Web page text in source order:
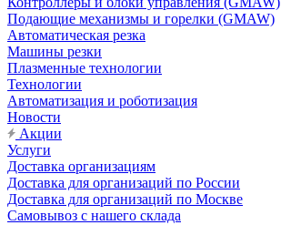
Подающие механизмы и горелки (GMAW)
Автоматическая резка
Машины резки
Плазменные технологии
Технологии
Автоматизация и роботизация
Новости
Акции
Услуги
Доставка организациям
Доставка для организаций по России
Доставка для организаций по Москве
Самовывоз с нашего склада